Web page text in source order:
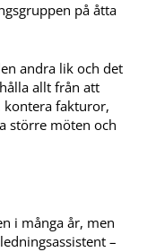
på åtta
andra lik och det
allt från att
kontera fakturor,
större möten och
i många år, men
–